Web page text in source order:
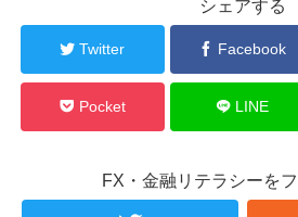
シェアする
Twitter Facebook
Pocket LINE
FX・金融リテラシーを